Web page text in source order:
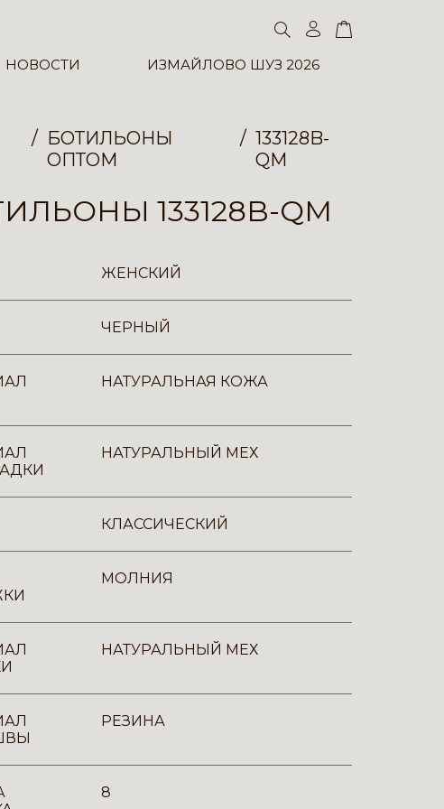
НОВОСТИ ИЗМАЙЛОВО ШУЗ 2026
БОТИЛЬОНЫ
ОПТОМ
133128B-
QM
133128B-QM
ЖЕНСКИЙ
ЧЕРНЫЙ
НАТУРАЛЬНАЯ КОЖА
НАТУРАЛЬНЫЙ МЕХ
КЛАССИЧЕСКИЙ
МОЛНИЯ
НАТУРАЛЬНЫЙ МЕХ
РЕЗИНА
8